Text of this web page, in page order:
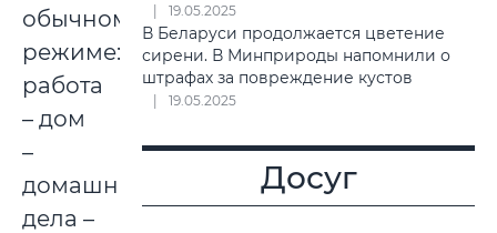
обычном
режиме:
работа
– дом
–
домашние
дела –
19.05.2025
В Беларуси продолжается цветение
сирени. В Минприроды напомнили о
штрафах за повреждение кустов
19.05.2025
Досуг